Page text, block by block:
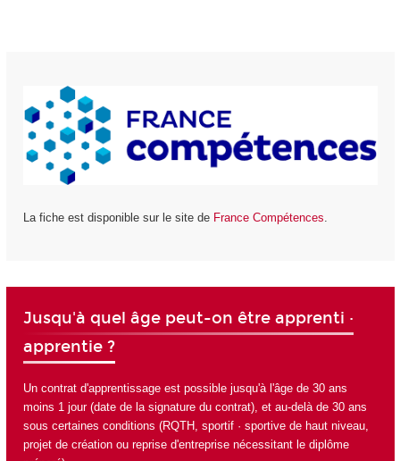
La fiche est disponible sur le site de France Compétences
Jusqu'à quel âge peut-on être apprenti ·
apprentie ?
Un contrat d'apprentissage est possible jusqu'à l'âge de 30 ans
moins 1 jour (date de la signature du contrat), et au-delà de 30 ans
sous certaines conditions (RQTH, sportif · sportive de haut niveau,
projet de création ou reprise d'entreprise nécessitant le diplôme